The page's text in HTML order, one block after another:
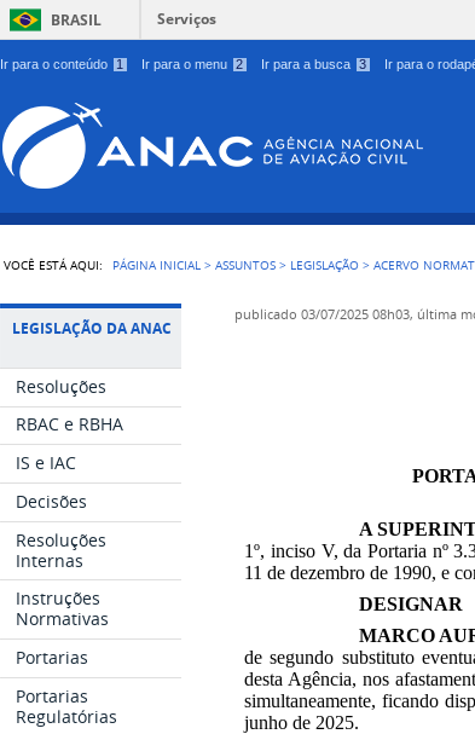
Ir para o conteúdo 1 Ir para o menu 2 Ir para a busca 3 Ir para o
BRASIL Serviços
VOCÊ ESTÁ AQUI: PÁGINA INICIAL >ASSUNTOS > LEGISLAÇÃO >ACERVO
LEGISLAÇÃO DA ANAC
Resoluções
RBAC e RBHA
IS e IAC
Decisões
Resoluções
Internas
Instruções
Normativas
Portarias
Portarias
Regulatórias
publicado 03/07/2025 08h03, última
A
1º, inciso V, da Portaria nº
11 de dezembro de 1990, e
DESIGNAR
MARCO
de segundo substituto
desta Agência, nos
simultaneamente, ficando
junho de 2025.